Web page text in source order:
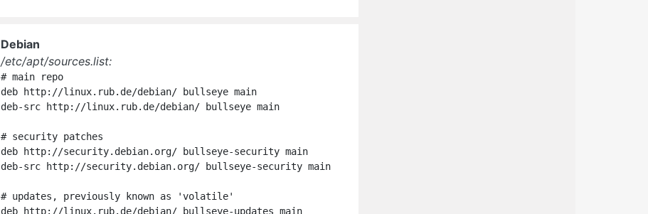
Debian
/etc/apt/sources.list:
# main repo
deb http://linux.rub.de/debian/ bullseye main
deb-src http://linux.rub.de/debian/ bullseye main
# security patches
deb http://security.debian.org/ bullseye-security main
deb-src http://security.debian.org/ bullseye-security main
# updates, previously known as 'volatile'
deb http://linux.rub.de/debian/ bullseye-updates main